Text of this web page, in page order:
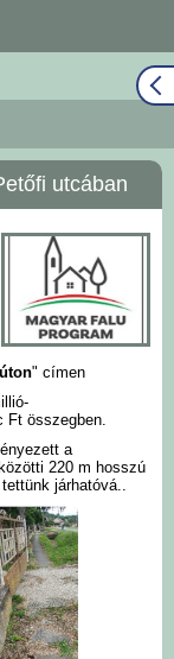
utcában
" címen
Ft összegben.
a
220 m hosszú
járhatóvá..